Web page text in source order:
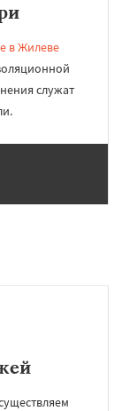
в Жилеве
служат